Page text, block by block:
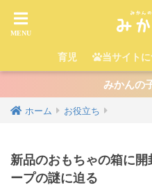
育児 当サイト
みかんの
ホーム お役立ち
新品のおもちゃの箱に
ープの謎に迫る